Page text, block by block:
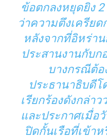
ข้อตกลงหยุดยิง
ว่าความตึงเครีย
หลังจากที่อิหร่าน
ประสานงานกับก
บางกรณีต้อ
ประธานาธิบดีโ
เรียกร้องดังกล่าว
และประกาศเมื่อ
ปิดกั้นเรือที่เข้า